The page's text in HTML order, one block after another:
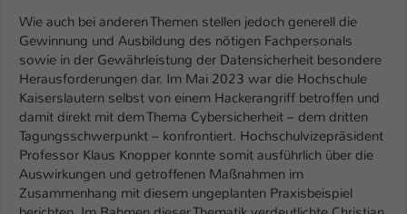
Wie auch bei anderen Themen stellen jedoch generell die
Gewinnung und Ausbildung des nötigen Fachpersonals
sowie in der Gewährleistung der Datensicherheit besondere
Herausforderungen dar. Im Mai 2023 war die Hochschule
Kaiserslautern selbst von einem Hackerangriff betroffen und
damit direkt mit dem Thema Cybersicherheit – dem dritten
Tagungsschwerpunkt – konfrontiert. Hochschulvizepräsident
Professor Klaus Knopper konnte somit ausführlich über die
Auswirkungen und getroffenen Maßnahmen im
Zusammenhang mit diesem ungeplanten Praxisbeispiel